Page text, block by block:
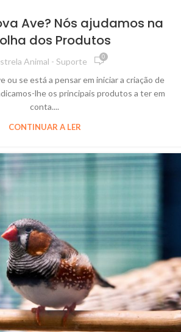
Ave? Nós ajudamos na
dos Produtos
Animal - Suporte 0
ou se está a pensar em iniciar a criação de
lhe os principais produtos a ter em
conta....
CONTINUAR A LER